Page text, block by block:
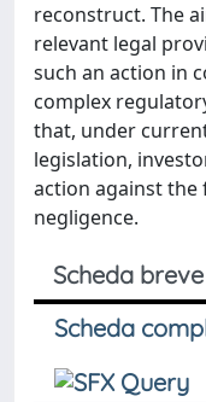
reconstruct. The
relevant legal
such an action in
complex
that, under
legislation,
action against the
negligence.
Scheda breve
Scheda